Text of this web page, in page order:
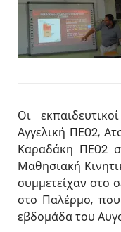
Οι
Αγγελική ΠΕ02,
Καραδάκη ΠΕ02
Μαθησιακή
συμμετείχαν στο
στο Παλέρμο,
εβδομάδα του